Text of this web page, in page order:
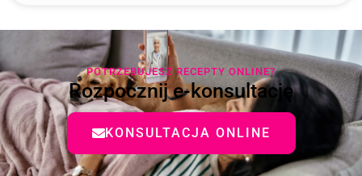
POTRZEBUJESZ RECEPTY ONLINE?
Rozpocznij e-konsultację
KONSULTACJA ONLINE